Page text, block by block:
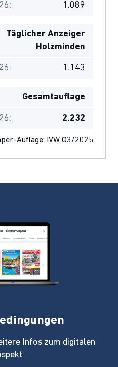
1.089
Täglicher Anzeiger
Holzminden
1.143
Gesamtauflage
2.232
Auflage: IVW Q3/2025
Infos zum digitalen